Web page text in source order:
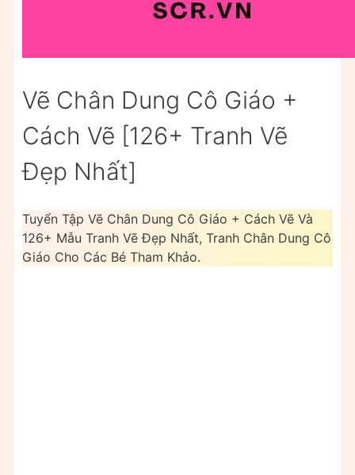
Vẽ Chân Dung Cô Giáo +
Cách Vẽ [126+ Tranh Vẽ
Đẹp Nhất]
Tuyển Tập Vẽ Chân Dung Cô Giáo + Cách Vẽ Và
126+ Mẫu Tranh Vẽ Đẹp Nhất, Tranh Chân Dung Cô
Giáo Cho Các Bé Tham Khảo.